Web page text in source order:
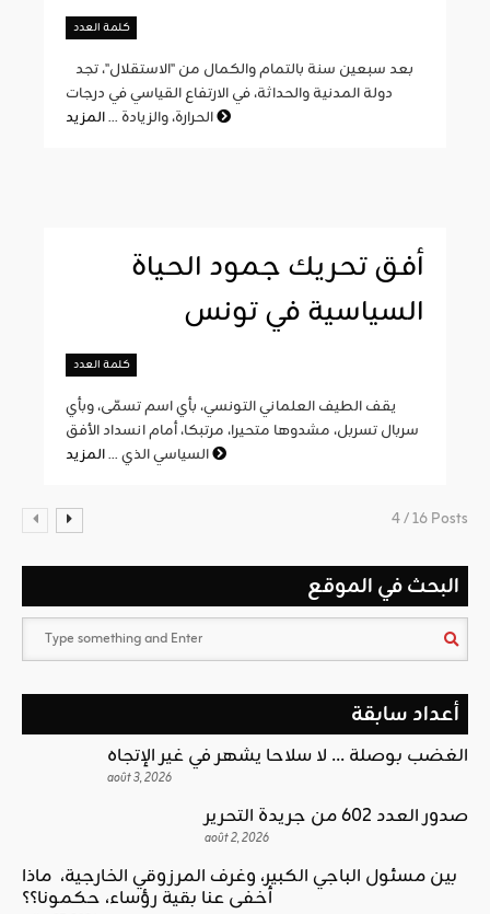
كلمة العدد
دولة المدنية والحداثة، في الارتفاع القياسي في درجات
الحرارة، والزيادة ...
أفق تحريك جمود الحياة
السياسية في تونس
كلمة العدد
يقف الطيف العلماني التونسي، بأي اسم تسمّى، وبأي
سربال تسربل، مشدوها متحيرا، مرتبكا، أمام انسداد الأفق
السياسي الذي ...
4 / 16 Posts
البحث في الموقع
أعداد سابقة
الغضب بوصلة … لا سلاحا يشهر في غير الإتجاه
août 3, 2026
صدور العدد 602 من جريدة التحرير
août 2, 2026
بين مسئول الباجي الكبير، وغرف المرزوقي الخارجية، ماذا
أخفى عنا بقية رؤساء، حكمونا؟؟